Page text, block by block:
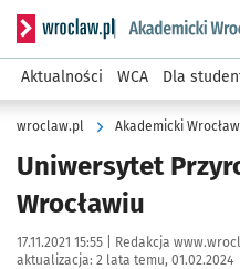
Serwis informacyjny
Aktualności WCA Dla
wroclaw.pl Akademicki Wrocław
Uniwersytet
Wrocławiu
Data publikacji:
17.11.2021 15:55 | Autor:
Redakcja
aktualizacja: 2 lata temu, 01.02.2024